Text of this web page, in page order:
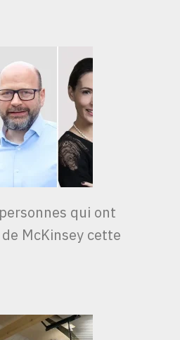
qui ont
McKinsey cette